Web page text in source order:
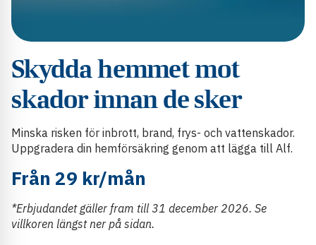
Skydda hemmet mot
skador innan de sker
Minska risken för inbrott, brand, frys- och vattenskador.
Uppgradera din hemförsäkring genom att lägga till Alf.
Från 29 kr/mån
*Erbjudandet gäller fram till 31 december 2026. Se
villkoren längst ner på sidan.